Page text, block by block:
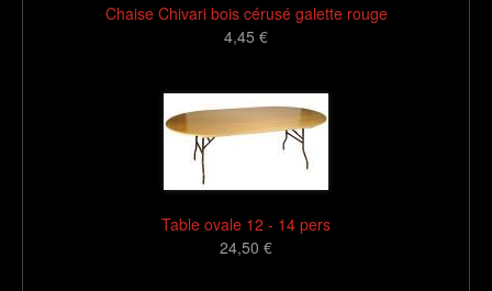
Chaise Chivari bois cérusé galette rouge
4,45 €
Table ovale 12 - 14 pers
24,50 €